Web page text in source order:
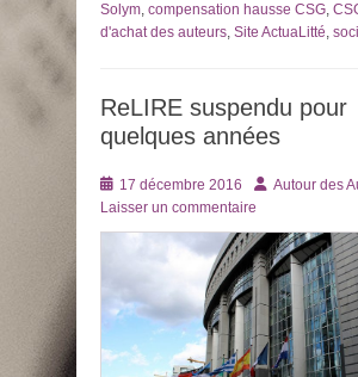
Solym, compensation hausse CSG,
d'achat des auteurs, Site ActuaLitté,
ReLIRE suspendu pour
quelques années
Posté
le
17 décembre 2016 AuteurAutour des
Laisser un commentaire